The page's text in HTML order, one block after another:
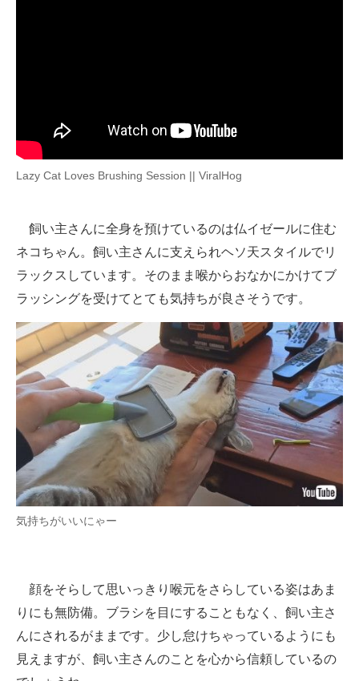
マーケ×ITの今がよく分かる
ITエンジニア向け専門サイト
IT製品の技術・比較・事例
モノづくり技術者専門サイト
エレクトロニクス専門サイト
電子設計の基本と応用
エネルギーの専門メディア
建設×テクノロジーの最前線
ちょっと気になるネットの話題
Lazy Cat Loves Brushing Session || ViralHog
飼い主さんに全身を預けているのは仏イゼールに住む
ネコちゃん。飼い主さんに支えられヘソ天スタイルでリ
ラックスしています。そのまま喉からおなかにかけてブ
ラッシングを受けてとても気持ちが良さそうです。
気持ちがいいにゃー
顔をそらして思いっきり喉元をさらしている姿はあま
りにも無防備。ブラシを目にすることもなく、飼い主さ
んにされるがままです。少し怠けちゃっているようにも
見えますが、飼い主さんのことを心から信頼しているの